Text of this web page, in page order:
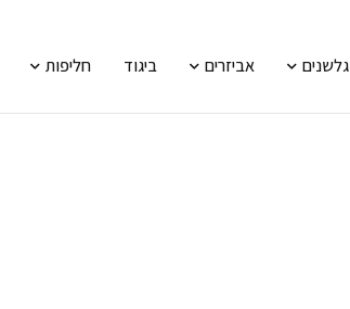
גלשנים אביזרים ביגוד חליפות